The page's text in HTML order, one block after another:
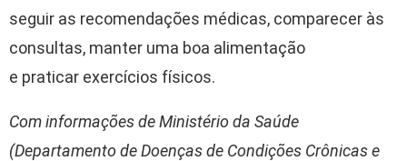
seguir as recomendações médicas, comparecer às
consultas, manter uma boa alimentação
e praticar exercícios físicos.
Com informações de Ministério da Saúde
(Departamento de Doenças de Condições Crônicas e